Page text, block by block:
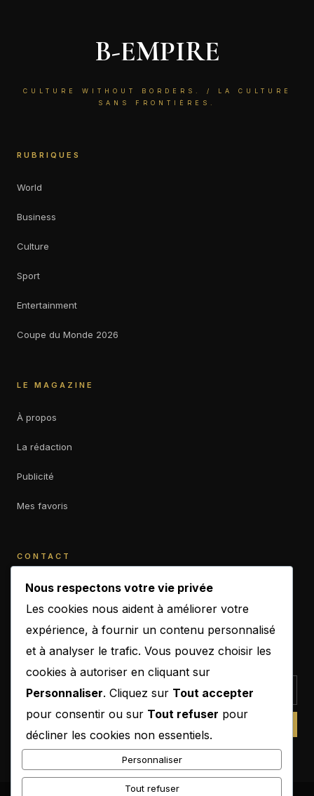
B-EMPIRE
CULTURE WITHOUT BORDERS. / LA CULTURE
SANS FRONTIÈRES.
RUBRIQUES
World
Business
Culture
Sport
Entertainment
Coupe du Monde 2026
LE MAGAZINE
À propos
La rédaction
Publicité
Mes favoris
CONTACT
contact@b-empiremagazine.com
NEWSLETTER
Nous respectons votre vie privée
Les cookies nous aident à améliorer votre
expérience, à fournir un contenu personnalisé
et à analyser le trafic. Vous pouvez choisir les
cookies à autoriser en cliquant sur
Personnaliser. Cliquez sur Tout accepter
pour consentir ou sur Tout refuser pour
décliner les cookies non essentiels.
Personnaliser
Tout refuser